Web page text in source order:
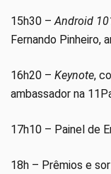
15h30 –Android
Fernando Pinheiro,
16h20 – Keynote,
ambassador na
17h10 – Painel de
18h – Prêmios e